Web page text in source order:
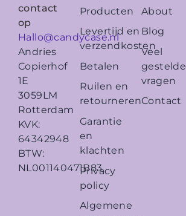
contact
op
Hallo@candycase.nl
Andries
Copierhof
1E
3059LM
Rotterdam
KVK:
64342948
BTW:
NL001140471B83
Producten
Levertijd en
verzendkosten
Betalen
Ruilen en
retourneren
Garantie
en
klachten
Privacy
policy
Algemene
About
Blog
Veel
gestelde
vragen
Contact